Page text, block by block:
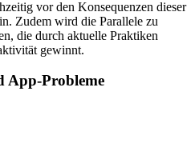
vor den Konsequenzen dieser
Zudem wird die Parallele zu
die durch aktuelle Praktiken
gewinnt.
App-Probleme